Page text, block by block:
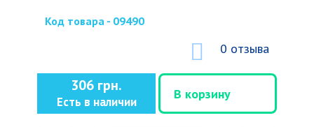
Код товара - 09490
0 отзыва
306 грн.
Есть в наличии
В корзину